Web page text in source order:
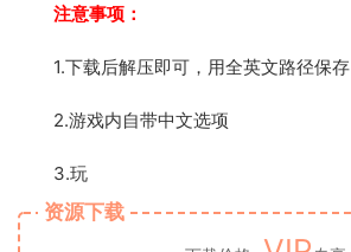
注意事项：
1.下载后解压即可，用全英文路径保存
2.游戏内自带中文选项
3.玩
资源下载